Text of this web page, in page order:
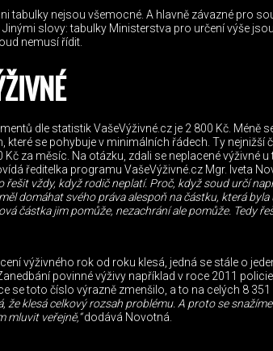
tabulky nejsou všemocné. A hlavně závazné pro
slovy: tabulky Ministerstva pro určení výše
nemusí řídit.
dle statistik VašeVýživné.cz je 2 800 Kč. Méně
které se pohybuje v minimálních řádech. Ty nejnižší
za měsíc. Na otázku, zdali se neplacené výživné u
ředitelka programu VašeVýživné.cz Mgr. Iveta
řešit vždy, když rodič neplatí. Proč, když soud určí
domáhat svého práva alespoň na částku, která byla
částka jim pomůže, nezachrání ale pomůže. Tedy
výživného rok od roku klesá, jedná se stále o
povinné výživy například v roce 2011
se toto číslo výrazně zmenšilo, a to na celých 8
že klesá celkový rozsah problému. A proto se
mluvit veřejně,“dodává Novotná.